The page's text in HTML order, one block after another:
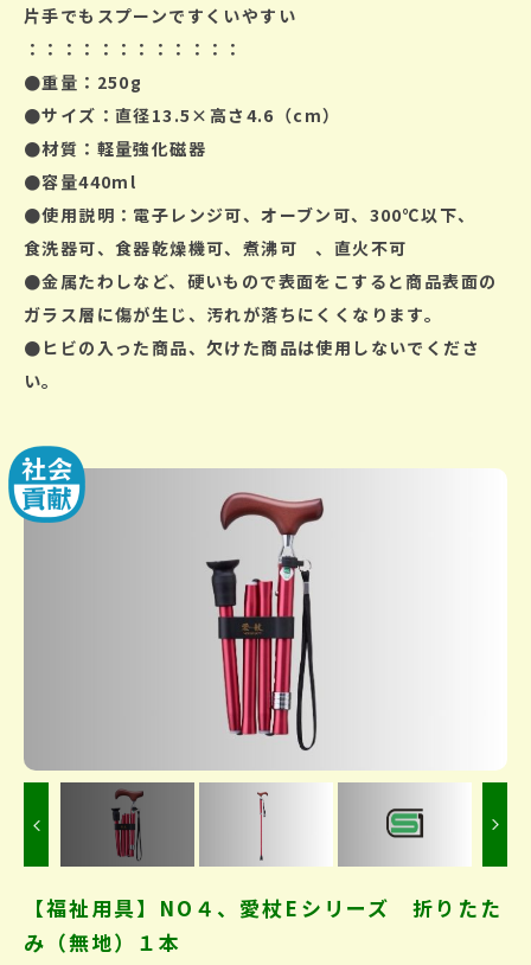
片手でもスプーンですくいやすい
：：：：：：：：：：：：
●重量：250g
●サイズ：直径13.5×高さ4.6（cm）
●材質：軽量強化磁器
●容量440ml
●使用説明：電子レンジ可、オーブン可、300℃以下、
食洗器可、食器乾燥機可、煮沸可 、直火不可
●金属たわしなど、硬いもので表面をこすると商品表面の
ガラス層に傷が生じ、汚れが落ちにくくなります。
●ヒビの入った商品、欠けた商品は使用しないでくださ
い。
Previous
【福祉用具】NO４、愛杖Eシリーズ 折りたた
み（無地）１本